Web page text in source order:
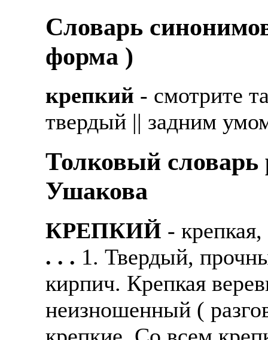
Cловарь
форма )
крепкий - смотрите
твердый || задним
Толковый словарь
Ушакова
КРЕПКИЙ -
. . . 1. Твердый,
кирпич. Крепкая
неизношенный (